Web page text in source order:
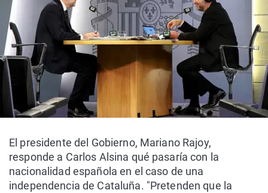
El presidente del Gobierno, Mariano Rajoy,
responde a Carlos Alsina qué pasaría con la
nacionalidad española en el caso de una
independencia de Cataluña. "Pretenden que la